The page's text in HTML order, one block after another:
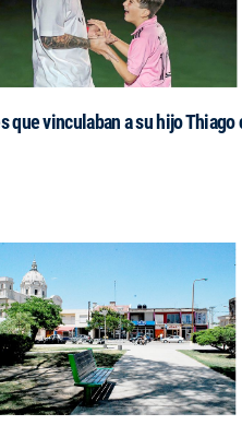
que vinculaban a su hijo Thiago